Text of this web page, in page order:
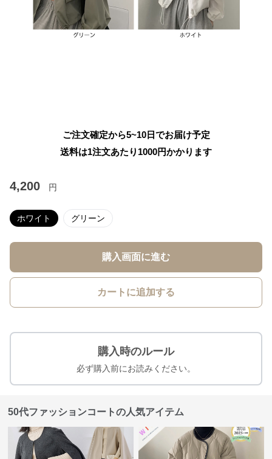
ご注文確定から5~10日でお届け予定
送料は1注文あたり 1000円かかります
4,200 円
ホワイト グリーン
購入画面に進む
カートに追加する
購入時のルール
必ず購入前にお読みください。
50代ファッションコートの人気アイテム